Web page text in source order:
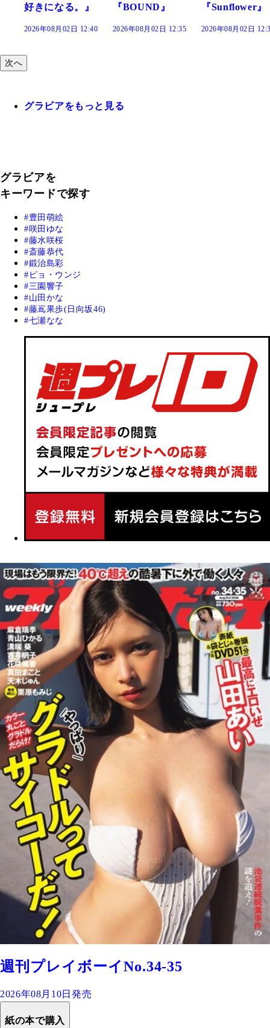
『BOUND』
2026年08月02日 12:35
『Sunflower』
2026年08月02日 12:30
だまり』
2026年08月02日
次へ
グラビアをもっと見る
グラビアを
キーワードで探す
豊田萌絵
咲田ゆな
藤水咲桜
斎藤恭代
鍛治島彩
ピョ・ウンジ
三園響子
山田かな
藤嶌果歩(日向坂46)
七瀬なな
週刊プレイボーイNo.34-35
2026年08月10日発売
紙の本で購入